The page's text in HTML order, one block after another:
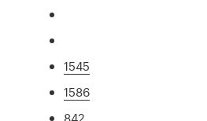
1545
1586
842